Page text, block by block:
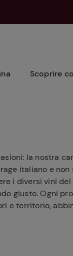
Scoprire
piatti
Dessert
e Zuppe
e sfilettare
la nostra
italiano e non
i diversi vini del
giusto. Ogni
e territorio,